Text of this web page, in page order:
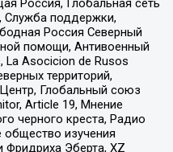
Россия, Глобальная сеть
Служба поддержки,
Россия Северный
помощи, Антивоенный
La Asocicion de Rusos
территорий,
Глобальный союз
Article 19, Мнение
черного креста, Радио
изучения
Эберта, XZ